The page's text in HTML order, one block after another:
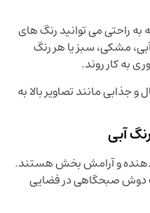
به راحتی می توانید رنگ های
مشکی، سبز یا هر رنگ
به کار روند.
جذابی مانند تصاویر بالا به
آبی
دهنده و آرامش بخش هستند.
دوش صبحگاهی در فضایی